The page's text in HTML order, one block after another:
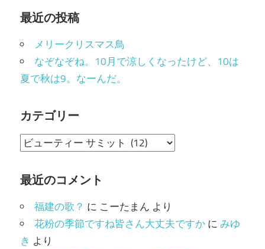
最近の投稿
メリークリスマス鳥
なぞなぞね。10月で涼しくなったけど、10は
夏で秋は9。なーんだ。
カテゴリー
カ
ゴ
ー
最近のコメント
福建の歌？ に こーたまん より
花粉の季節ですね皆さん大丈夫ですかにみゆ
き より